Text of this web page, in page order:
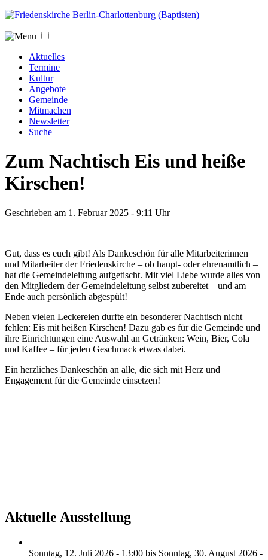
Jump to navigation
Aktuelles
Termine
Kultur
Angebote
Gemeinde
Mitmachen
Newsletter
Suche
Zum Nachtisch Eis und heiße
Kirschen!
Geschrieben am 1. Februar 2025 - 9:11 Uhr
Gut, dass es euch gibt! Als Dankeschön für alle Mitarbeiterinnen
und Mitarbeiter der Friedenskirche – ob haupt- oder ehrenamtlich –
hat die Gemeindeleitung aufgetischt. Mit viel Liebe wurde alles von
den Mitgliedern der Gemeindeleitung selbst zubereitet – und am
Ende auch persönlich abgespült!
Neben vielen Leckereien durfte ein besonderer Nachtisch nicht
fehlen: Eis mit heißen Kirschen! Dazu gab es für die Gemeinde und
ihre Einrichtungen eine Auswahl an Getränken: Wein, Bier, Cola
und Kaffee – für jeden Geschmack etwas dabei.
Ein herzliches Dankeschön an alle, die sich mit Herz und
Engagement für die Gemeinde einsetzen!
Aktuelle Ausstellung
Sonntag, 12. Juli 2026 - 13:00 bis Sonntag, 30. August 2026 -